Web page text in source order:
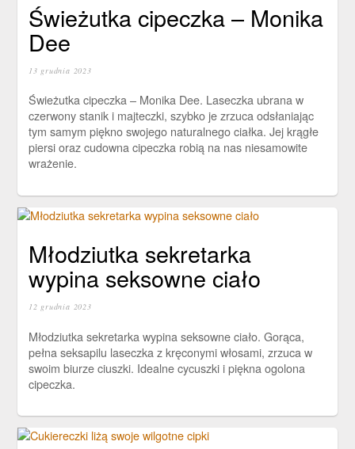
Świeżutka cipeczka – Monika
Dee
13 grudnia 2023
Świeżutka cipeczka – Monika Dee. Laseczka ubrana w
czerwony stanik i majteczki, szybko je zrzuca odsłaniając
tym samym piękno swojego naturalnego ciałka. Jej krągłe
piersi oraz cudowna cipeczka robią na nas niesamowite
wrażenie.
Młodziutka sekretarka
wypina seksowne ciało
12 grudnia 2023
Młodziutka sekretarka wypina seksowne ciało. Gorąca,
pełna seksapilu laseczka z kręconymi włosami, zrzuca w
swoim biurze ciuszki. Idealne cycuszki i piękna ogolona
cipeczka.